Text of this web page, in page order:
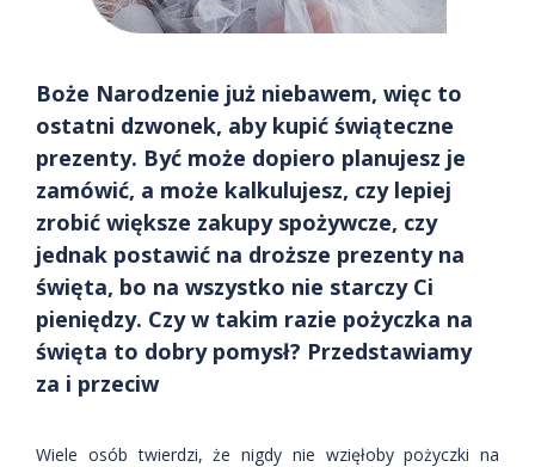
Boże Narodzenie już niebawem, więc to
ostatni dzwonek, aby kupić świąteczne
prezenty. Być może dopiero planujesz je
zamówić, a może kalkulujesz, czy lepiej
zrobić większe zakupy spożywcze, czy
jednak postawić na droższe prezenty na
święta, bo na wszystko nie starczy Ci
pieniędzy. Czy w takim razie pożyczka na
święta to dobry pomysł? Przedstawiamy
za i przeciw
Wiele osób twierdzi, że nigdy nie wzięłoby pożyczki na